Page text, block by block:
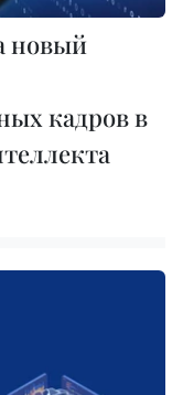
новый
кадров в